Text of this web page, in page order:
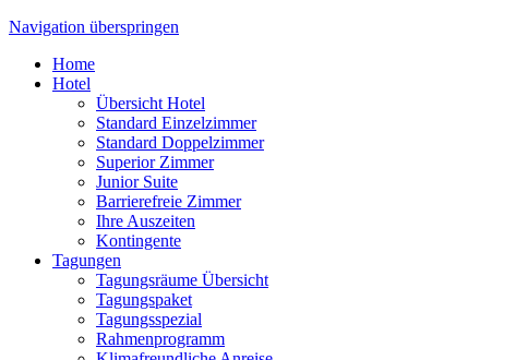
Navigation überspringen
Home
Hotel
Übersicht Hotel
Standard Einzelzimmer
Standard Doppelzimmer
Superior Zimmer
Junior Suite
Barrierefreie Zimmer
Ihre Auszeiten
Kontingente
Tagungen
Tagungsräume Übersicht
Tagungspaket
Tagungsspezial
Rahmenprogramm